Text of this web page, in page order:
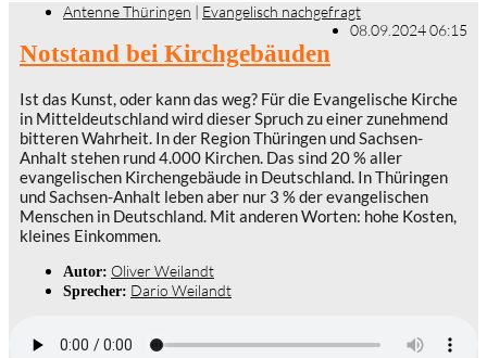
Antenne Thüringen | Evangelisch nachgefragt
08.09.2024 06:15
Notstand bei Kirchgebäuden
Ist das Kunst, oder kann das weg? Für die Evangelische Kirche
in Mitteldeutschland wird dieser Spruch zu einer zunehmend
bitteren Wahrheit. In der Region Thüringen und Sachsen-
Anhalt stehen rund 4.000 Kirchen. Das sind 20 % aller
evangelischen Kirchengebäude in Deutschland. In Thüringen
und Sachsen-Anhalt leben aber nur 3 % der evangelischen
Menschen in Deutschland. Mit anderen Worten: hohe Kosten,
kleines Einkommen.
Autor: Oliver Weilandt
Sprecher: Dario Weilandt